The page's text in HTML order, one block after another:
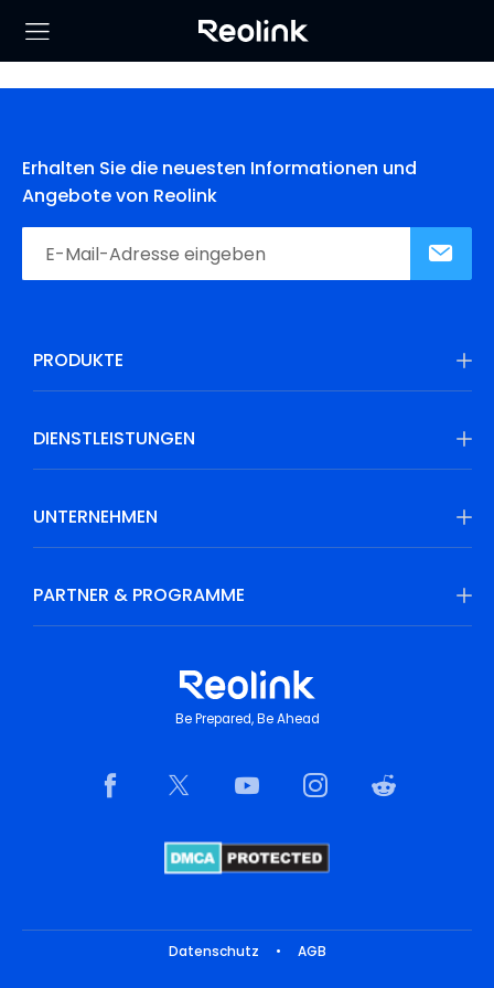
Erhalten Sie die neuesten Informationen und
Angebote von Reolink
PRODUKTE
DIENSTLEISTUNGEN
UNTERNEHMEN
PARTNER & PROGRAMME
Be Prepared, Be Ahead
Datenschutz • AGB